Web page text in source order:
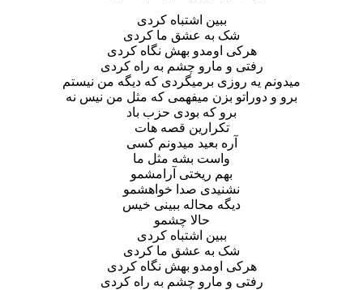
ببین اشتباه کردی
شک به عشق ما کردی
هرکی اومدو بهش نگاه کردی
رفتی و مارو چشم به راه کردی
میدونم یه روزی برمیگردی که دیگه من نیستم
برو و دوراتو بزن میفهمی که مثل من نیس نه
برو که بودی حزب باد
تکرارین قصه هات
آره بعید میدونم کسی
واست بشه مثل ما
بهم ریختی آرامشمو
نشنیدی صدا خواهشمو
دیگه محاله ببینی خیس
حالا چشمو
ببین اشتباه کردی
شک به عشق ما کردی
هرکی اومدو بهش نگاه کردی
رفتی و مارو چشم به راه کردی